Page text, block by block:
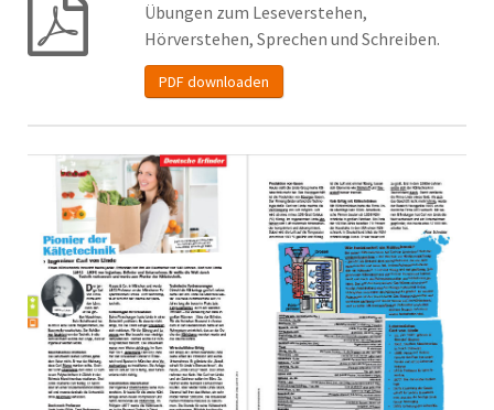
Übungen zum Leseverstehen,
Hörverstehen, Sprechen und Schreiben.
PDF downloaden